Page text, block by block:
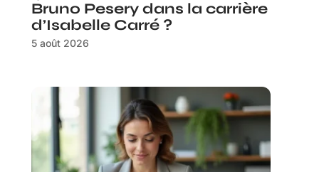
Bruno Pesery dans la carrière
d’Isabelle Carré ?
5 août 2026